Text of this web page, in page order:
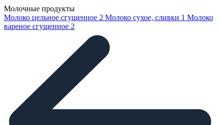
Молочные продукты
Молоко цельное сгущенное 2 Молоко сухое, сливки 1 Молоко
вареное сгущенное 2